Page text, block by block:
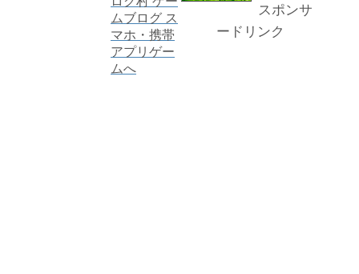
スポンサ
ードリンク